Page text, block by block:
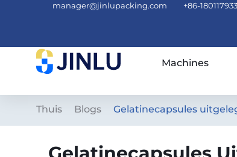
manager@jinlupacking.com +86-
Machines
Thuis Blogs Gelatinecapsules